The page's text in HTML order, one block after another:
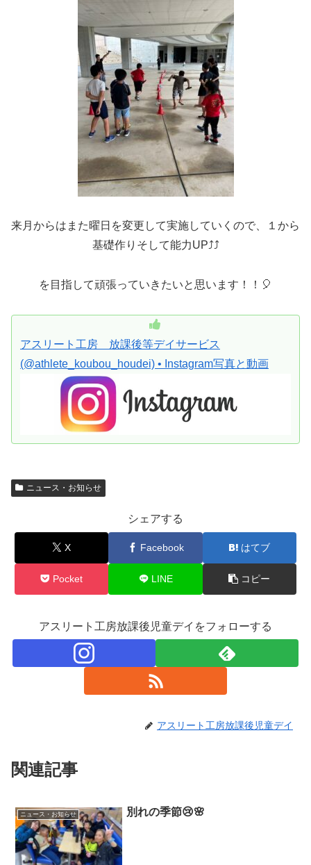
来月からはまた曜日を変更して実施していくので、１から
基礎作りそして能力UP⤴⤴
を目指して頑張っていきたいと思います！！🎈
アスリート工房 放課後等デイサービス
(@athlete_koubou_houdei) • Instagram写真と動画
ニュース・お知らせ
シェアする
X Facebook はてブ
Pocket LINE コピー
アスリート工房放課後児童デイをフォローする
アスリート工房放課後児童デイ
関連記事
ニュース・お知らせ 別れの季節😢🌸